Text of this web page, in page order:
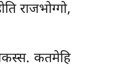
राजभोग्गो,
कतमेहि